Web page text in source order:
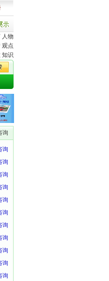
人物
观点
知识
询
询
询
询
询
询
询
询
询
询
询
询